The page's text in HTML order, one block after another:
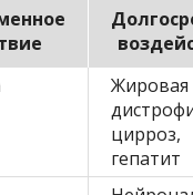
Жировая
цирроз,
гепатит